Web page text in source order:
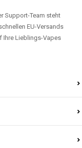
Support-Team steht
EU-Versands
Ihre Lieblings-Vapes